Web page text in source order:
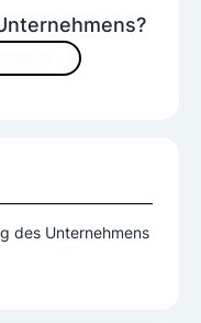
des Unternehmens